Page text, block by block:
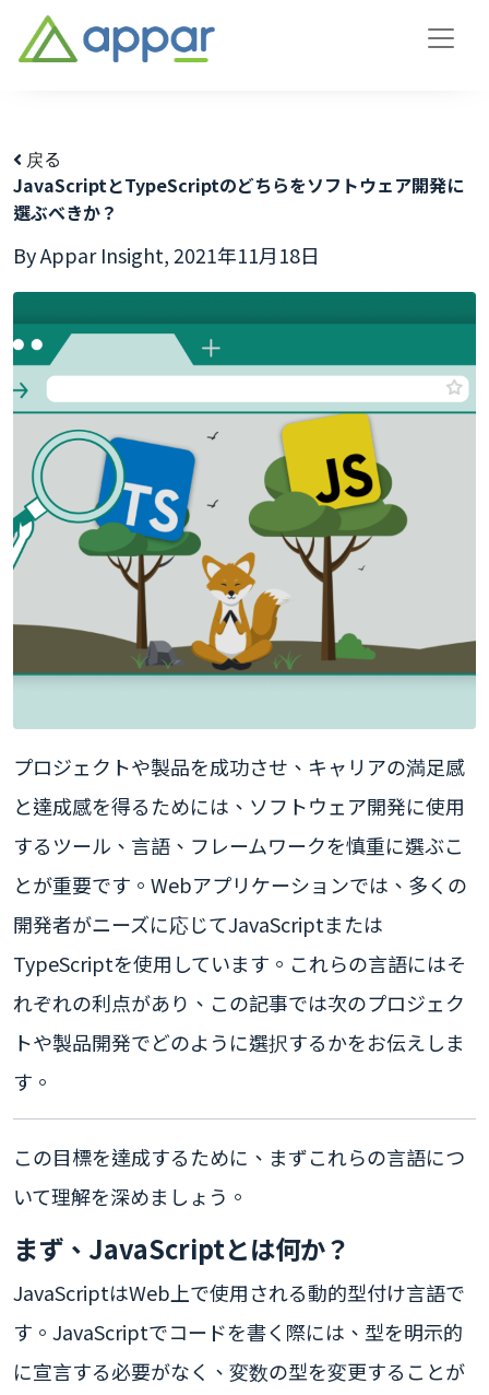
戻る
JavaScriptとTypeScriptのどちらをソフトウェア開発に
選ぶべきか？
By Appar Insight, 2021年11月18日
プロジェクトや製品を成功させ、キャリアの満足感
と達成感を得るためには、ソフトウェア開発に使用
するツール、言語、フレームワークを慎重に選ぶこ
とが重要です。Webアプリケーションでは、多くの
開発者がニーズに応じてJavaScriptまたは
TypeScriptを使用しています。これらの言語にはそ
れぞれの利点があり、この記事では次のプロジェク
トや製品開発でどのように選択するかをお伝えしま
す。
この目標を達成するために、まずこれらの言語につ
いて理解を深めましょう。
まず、JavaScriptとは何か？
JavaScriptはWeb上で使用される動的型付け言語で
す。JavaScriptでコードを書く際には、型を明示的
に宣言する必要がなく、変数の型を変更することが